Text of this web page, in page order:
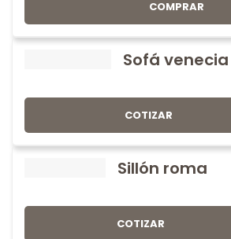
COMPRAR
Sofá venecia
COTIZAR
Sillón roma
COTIZAR